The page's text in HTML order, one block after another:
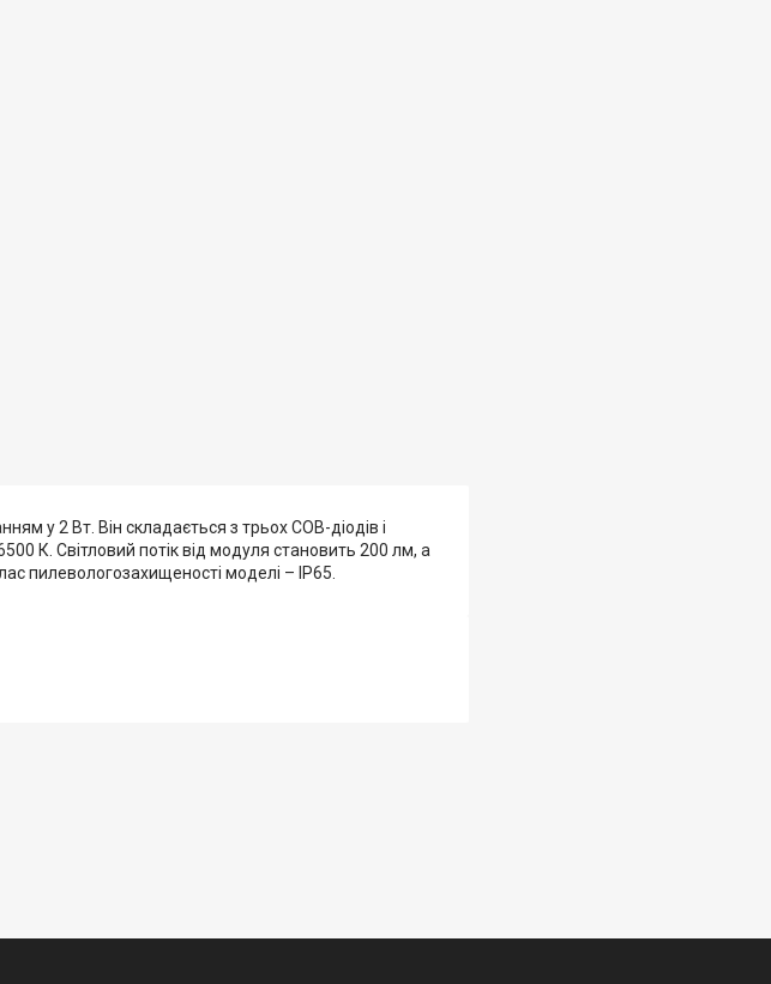
у 2 Вт. Він складається з трьох COB-діодів і
К. Світловий потік від модуля становить 200 лм, а
пилевологозахищеності моделі – IP65.